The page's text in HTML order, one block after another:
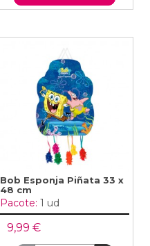
Bob Esponja Piñata 33 x
48 cm
Pacote: 1 ud
9,99 €